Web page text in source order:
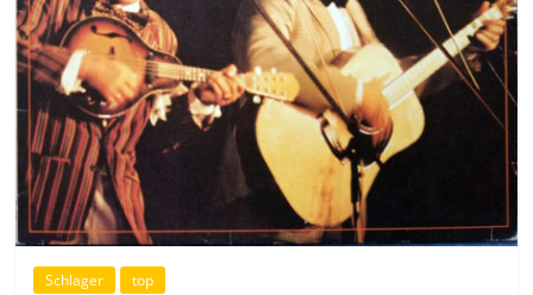
Schlager top